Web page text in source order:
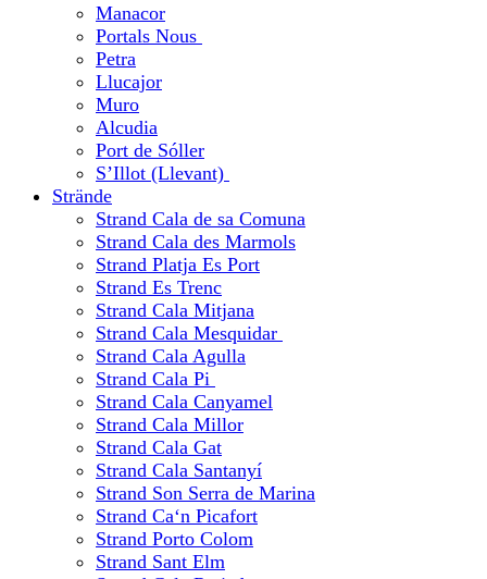
Manacor
Portals Nous
Petra
Llucajor
Muro
Alcudia
Port de Sóller
S’Illot (Llevant)
Strände
Strand Cala de sa Comuna
Strand Cala des Marmols
Strand Platja Es Port
Strand Es Trenc
Strand Cala Mitjana
Strand Cala Mesquidar
Strand Cala Agulla
Strand Cala Pi
Strand Cala Canyamel
Strand Cala Millor
Strand Cala Gat
Strand Cala Santanyí
Strand Son Serra de Marina
Strand Ca‘n Picafort
Strand Porto Colom
Strand Sant Elm